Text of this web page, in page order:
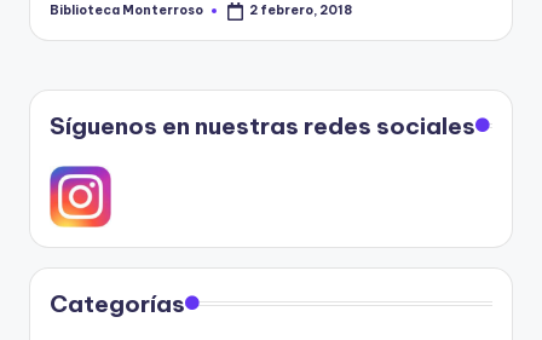
Publicado
Biblioteca Monterroso 2 febrero, 2018
Síguenos en nuestras redes sociales
Categorías